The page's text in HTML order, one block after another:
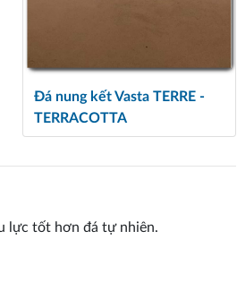
Đá nung kết Vasta TERRE -
TERRACOTTA
lực tốt hơn đá tự nhiên.